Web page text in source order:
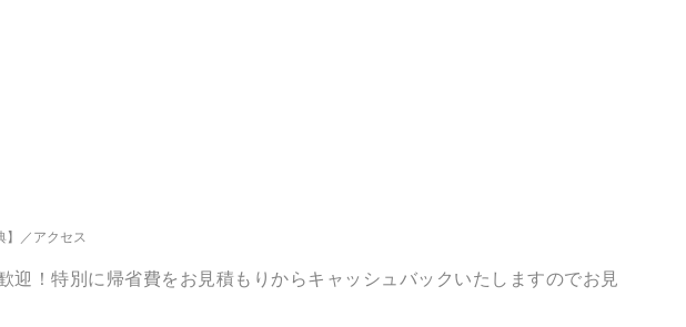
アクセス
！特別に帰省費をお見積もりからキャッシュバックいたしますのでお見